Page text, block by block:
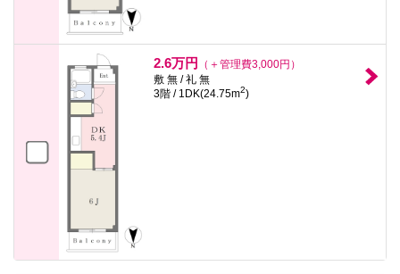
2.6万円
（＋管理費3,000円）
敷 無 / 礼 無
3階 / 1DK(24.75m2)